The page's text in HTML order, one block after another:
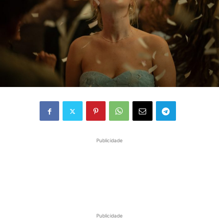
Publicidade
Publicidade